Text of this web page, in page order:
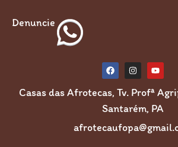
Denuncie
Casas das Afrotecas, Tv. Profª
Santarém, PA